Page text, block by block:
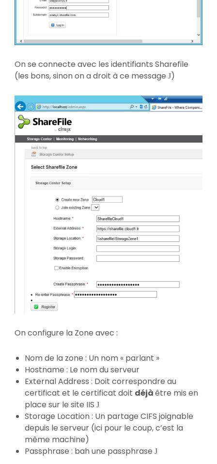
On se connecte avec les identifiants Sharefile
(les bons, sinon on a droit à ce message J)
On configure la Zone avec :
Nom de la zone : Un nom « parlant »
Hostname : Le nom du serveur
External Address : Doit correspondre au
certificat et le certificat doit déjàêtre mis en
place sur le site IIS J
Storage Location : Un partage CIFS joignable
depuis le serveur (ici pour le coup, c’est la
même machine)
Passphrase : bah une passphrase J